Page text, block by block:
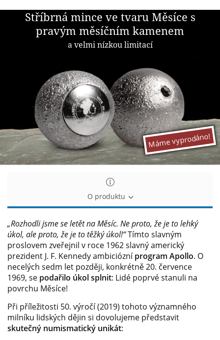
Stříbrná
mince
pravým
měsíčním
kamenem
Stříbrná mince ve tvaru Měsíce s
pravým měsíčním kamenem
a velmi nízkou limitací
Máme vyprodáno!
O produktu
„Rozhodli jsme se letět na Měsíc. Ne proto, že je to lehký
úkol, ale proto, že je to těžký úkol!“Tímto slavným
proslovem zveřejnil v roce 1962 slavný americký
prezident J. F. Kennedy ambiciózníprogram Apollo. O
necelých sedm let později, konkrétně 20. července
1969, se podařilo úkol splnit: Lidé poprvé stanuli na
povrchu Měsíce!
Při příležitosti 50. výročí (2019) tohoto významného
milníku lidských dějin si dovolujeme představit
skutečný numismatický unikát: